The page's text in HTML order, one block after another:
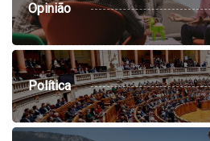
Opinião
Política